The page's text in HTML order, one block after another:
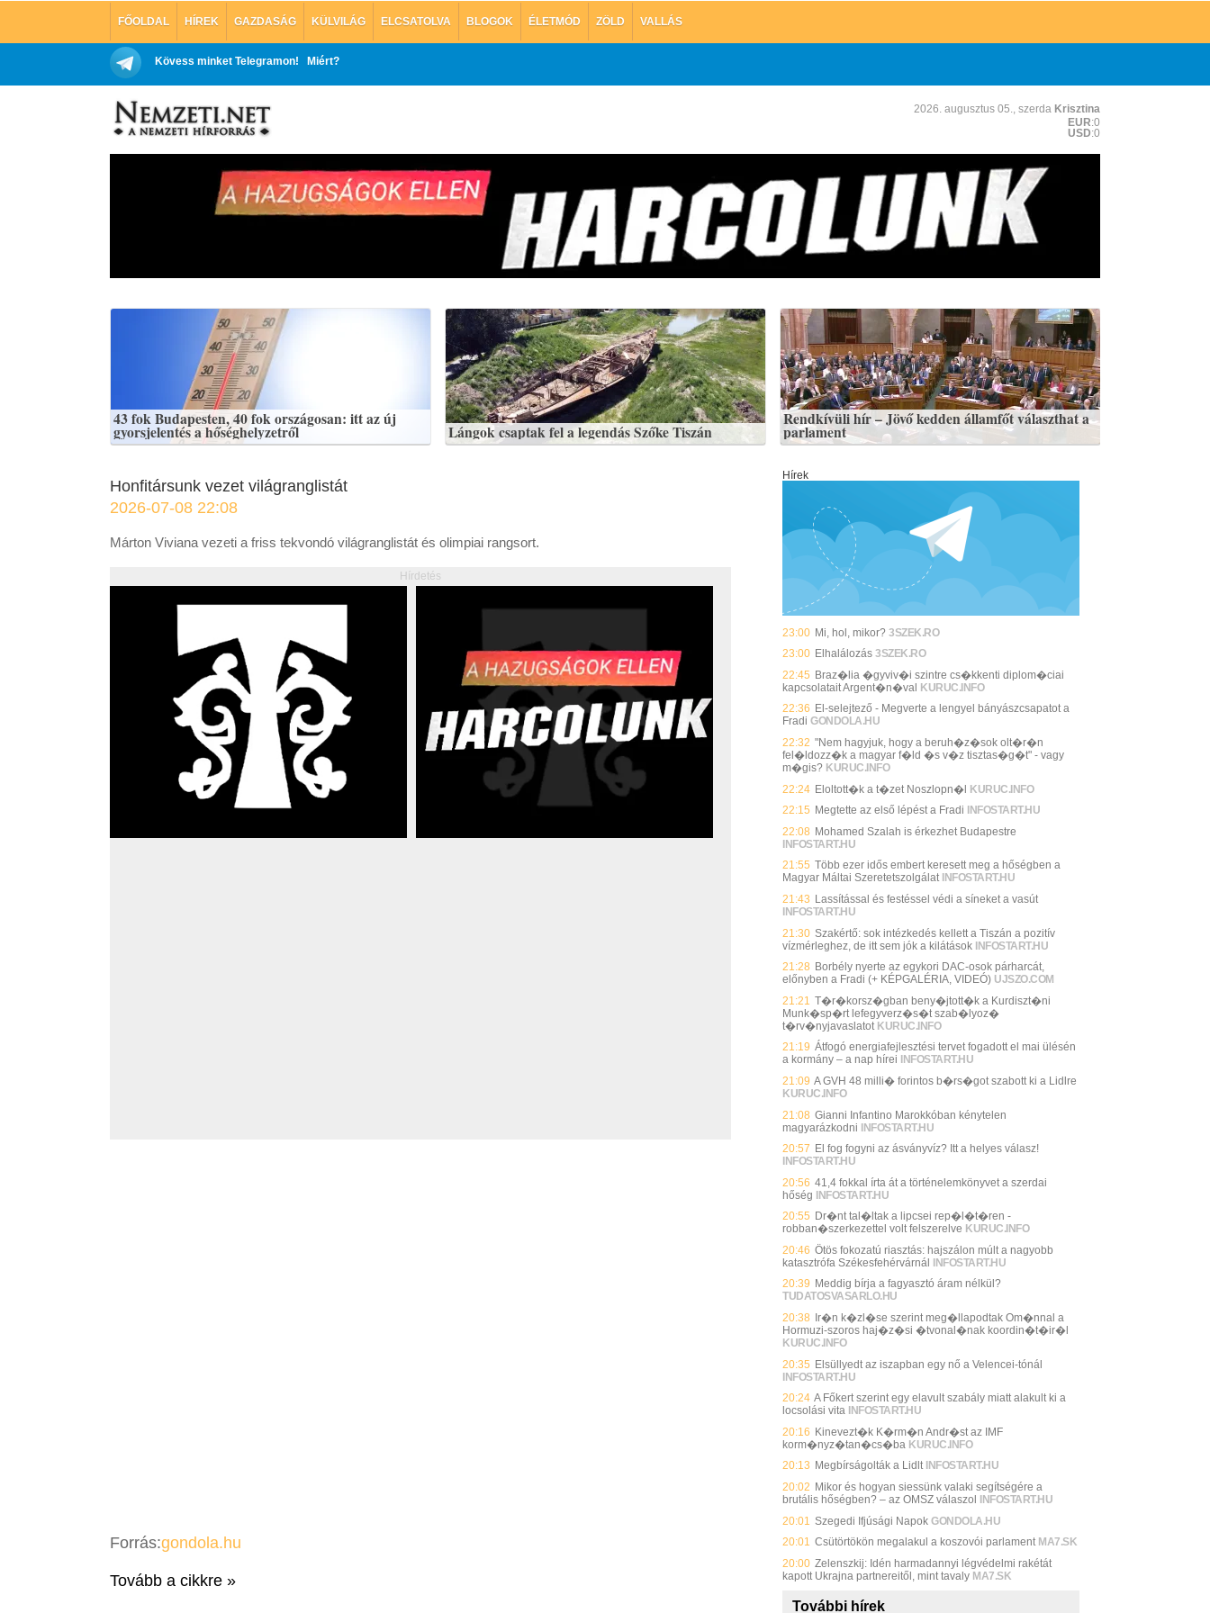
FŐOLDAL HÍREK GAZDASÁG KÜLVILÁG ELCSATOLVA BLOGOK ÉLETMÓD ZÖLD VALLÁS
Kövess minket Telegramon! Miért?
2026. augusztus 05., szerda Krisztina
EUR:0
USD:0
43 fok Budapesten, 40 fok országosan: itt az új
gyorsjelentés a hőséghelyzetről Lángok csaptak fel a legendás Szőke Tiszán
Rendkívüli hír – Jövő kedden államfőt választhat a
parlament
Honfitársunk vezet világranglistát
2026-07-08 22:08
Márton Viviana vezeti a friss tekvondó világranglistát és olimpiai rangsort.
Hírdetés
Forrás:gondola.hu
Tovább a cikkre »
Hírek
23:00 Mi, hol, mikor? 3SZEK.RO
23:00 Elhalálozás 3SZEK.RO
22:45 Braz�lia �gyviv�i szintre cs�kkenti diplom�ciai
kapcsolatait Argent�n�val KURUC.INFO
22:36 El-selejtező - Megverte a lengyel bányászcsapatot a
Fradi GONDOLA.HU
22:32 "Nem hagyjuk, hogy a beruh�z�sok olt�r�n
fel�ldozz�k a magyar f�ld �s v�z tisztas�g�t" - vagy
m�gis? KURUC.INFO
22:24 Eloltott�k a t�zet Noszlopn�l KURUC.INFO
22:15 Megtette az első lépést a Fradi
INFOSTART.HU
22:08 Mohamed Szalah is érkezhet Budapestre
INFOSTART.HU
21:55 Több ezer idős embert keresett meg a hőségben a
Magyar Máltai Szeretetszolgálat INFOSTART.HU
21:43 Lassítással és festéssel védi a síneket a vasút
INFOSTART.HU
21:30 Szakértő: sok intézkedés kellett a Tiszán a pozitív
vízmérleghez, de itt sem jók a kilátások INFOSTART.HU
21:28 Borbély nyerte az egykori DAC-osok párharcát,
előnyben a Fradi (+ KÉPGALÉRIA, VIDEÓ) UJSZO.COM
21:21 T�r�korsz�gban beny�jtott�k a Kurdiszt�ni
Munk�sp�rt lefegyverz�s�t szab�lyoz�
t�rv�nyjavaslatot KURUC.INFO
21:19 Átfogó energiafejlesztési tervet fogadott el mai ülésén
a kormány – a nap hírei
INFOSTART.HU
21:09 A GVH 48 milli� forintos b�rs�got szabott ki a Lidlre
KURUC.INFO
21:08 Gianni Infantino Marokkóban kénytelen
magyarázkodni INFOSTART.HU
20:57 El fog fogyni az ásványvíz? Itt a helyes válasz!
INFOSTART.HU
20:56 41,4 fokkal írta át a történelemkönyvet a szerdai
hőség INFOSTART.HU
20:55 Dr�nt tal�ltak a lipcsei rep�l�t�ren -
robban�szerkezettel volt felszerelve KURUC.INFO
20:46 Ötös fokozatú riasztás: hajszálon múlt a nagyobb
katasztrófa Székesfehérvárnál INFOSTART.HU
20:39 Meddig bírja a fagyasztó áram nélkül?
TUDATOSVASARLO.HU
20:38
Ir�n k�zl�se szerint meg�llapodtak Om�nnal a
Hormuzi-szoros haj�z�si �tvonal�nak koordin�t�ir�l
KURUC.INFO
20:35 Elsüllyedt az iszapban egy nő a Velencei-tónál
INFOSTART.HU
20:24 A Főkert szerint egy elavult szabály miatt alakult ki a
locsolási vita INFOSTART.HU
20:16 Kinevezt�k K�rm�n Andr�st az IMF
korm�nyz�tan�cs�ba KURUC.INFO
20:13 Megbírságolták a Lidlt INFOSTART.HU
20:02 Mikor és hogyan siessünk valaki segítségére a
brutális hőségben? – az OMSZ válaszol
INFOSTART.HU
20:01 Szegedi Ifjúsági Napok GONDOLA.HU
20:01 Csütörtökön megalakul a koszovói parlament MA7.SK
20:00 Zelenszkij: Idén harmadannyi légvédelmi rakétát
kapott Ukrajna partnereitől, mint tavaly MA7.SK
További hírek